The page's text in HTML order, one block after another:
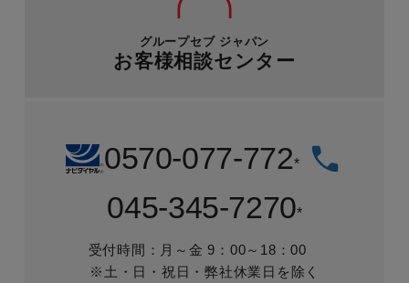
グループセブ ジャパン
お客様相談センター
0570-077-772*
045-345-7270*
受付時間：月～金 9：00～18：00
※土・日・祝日・弊社休業日を除く